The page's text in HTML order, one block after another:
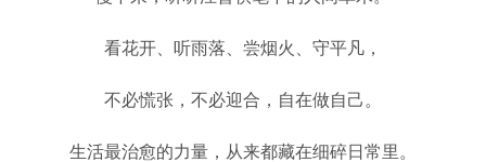
看花开、听雨落、尝烟火、守平凡，
不必慌张，不必迎合，自在做自己。
生活最治愈的力量，从来都藏在细碎日常里。